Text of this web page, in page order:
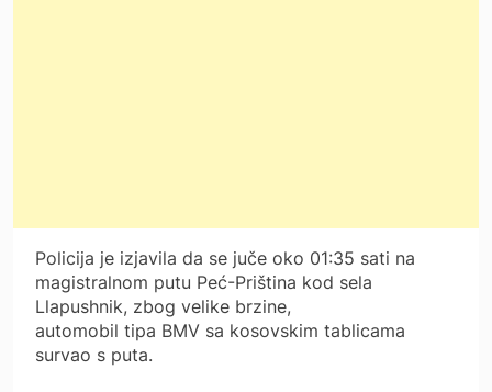
Policija je izjavila da se juče oko 01:35 sati na
magistralnom putu Peć-Priština kod sela
Llapushnik, zbog velike brzine,
automobil tipa BMV sa kosovskim tablicama
survao s puta.